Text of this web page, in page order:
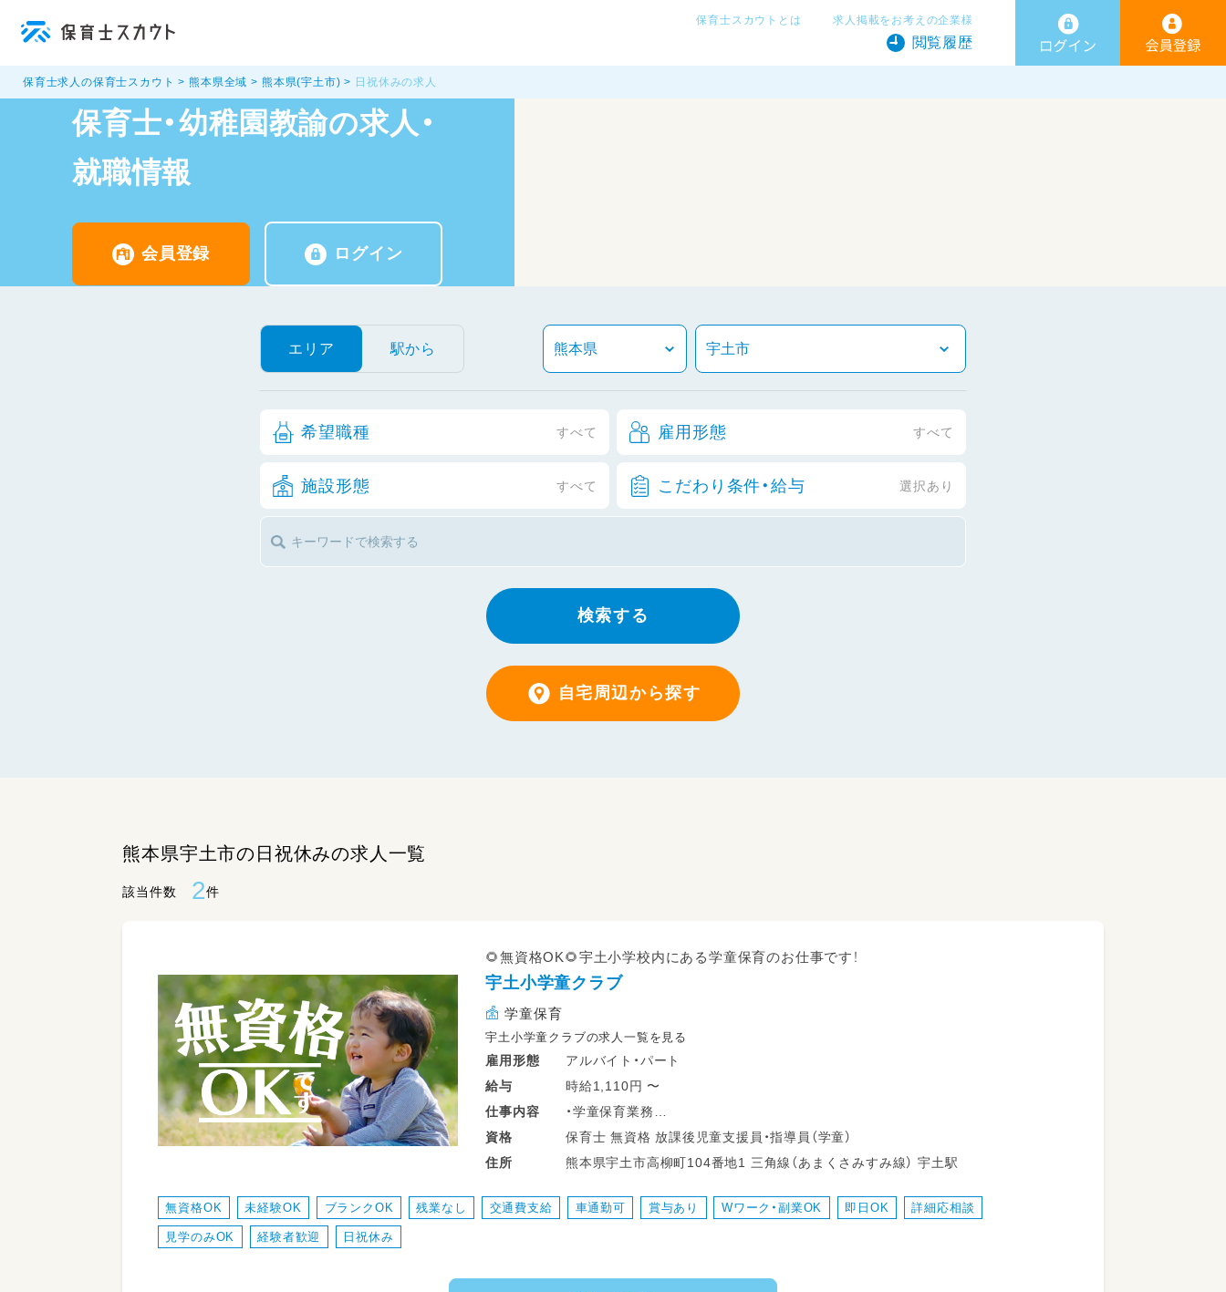
保育士スカウトとは 求人掲載をお考えの企業様
閲覧履歴
保育士求人の保育士スカウト 熊本県全域 熊本県(宇土市) 日祝休みの求人
保育士・幼稚園教諭の求人・
就職情報
会員登録 ログイン
エリア 駅から
希望職種 すべて 雇用形態 すべて
施設形態 すべて こだわり条件・給与 選択あり
検索する
自宅周辺から探す
熊本県宇土市の日祝休みの求人一覧
該当件数 2件
🌻無資格OK🌻宇土小学校内にある学童保育のお仕事です！
宇土小学童クラブ
学童保育
宇土小学童クラブの求人一覧を見る
雇用形態
アルバイト・パート
給与
時給1,110円 〜
仕事内容
・学童保育業務
・宿題の見守り
・遊び
資格
保育士 無資格 放課後児童支援員・指導員（学童）
住所
熊本県宇土市高柳町104番地1 三角線（あまくさみすみ線） 宇土駅
無資格OK 未経験OK ブランクOK 残業なし 交通費支給 車通勤可 賞与あり Wワーク・副業OK 即日OK 詳細応相談
見学のみOK 経験者歓迎 日祝休み